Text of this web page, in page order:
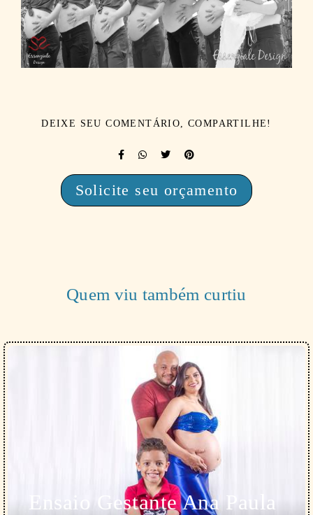
DEIXE SEU COMENTÁRIO, COMPARTILHE!
Solicite seu orçamento
Quem viu também curtiu
Ensaio Gestante Ana Paula